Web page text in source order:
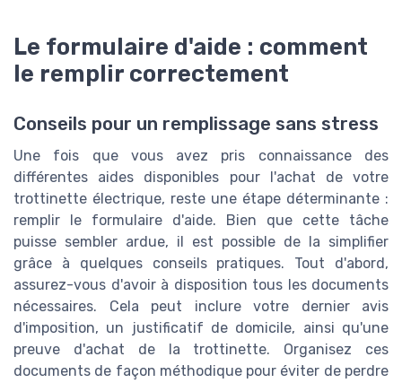
Le formulaire d'aide : comment
le remplir correctement
Conseils pour un remplissage sans stress
Une fois que vous avez pris connaissance des
différentes aides disponibles pour l'achat de votre
trottinette électrique, reste une étape déterminante :
remplir le formulaire d'aide. Bien que cette tâche
puisse sembler ardue, il est possible de la simplifier
grâce à quelques conseils pratiques. Tout d'abord,
assurez-vous d'avoir à disposition tous les documents
nécessaires. Cela peut inclure votre dernier avis
d'imposition, un justificatif de domicile, ainsi qu'une
preuve d'achat de la trottinette. Organisez ces
documents de façon méthodique pour éviter de perdre